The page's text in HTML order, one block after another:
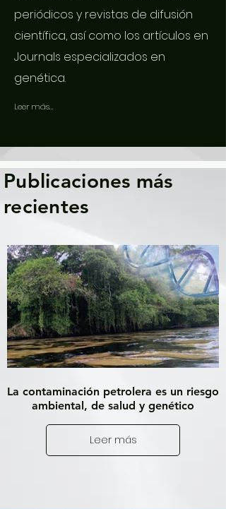
periódicos y revistas de difusión
científica, así como los artículos en
Journals especializados en
genética.
Leer más...
Publicaciones más
recientes
La contaminación petrolera es un riesgo
ambiental, de salud y genético
Leer más